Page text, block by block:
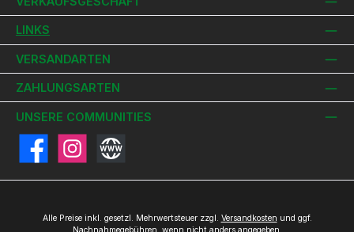
LINKS
VERSANDARTEN
ZAHLUNGSARTEN
UNSERE COMMUNITIES
FacebookInstagramWebsite
Alle Preise inkl. gesetzl. Mehrwertsteuer zzgl. Versandkosten und ggf.